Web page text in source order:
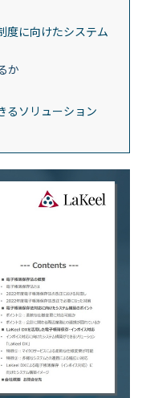
度に向けたシステム
か
るソリューション